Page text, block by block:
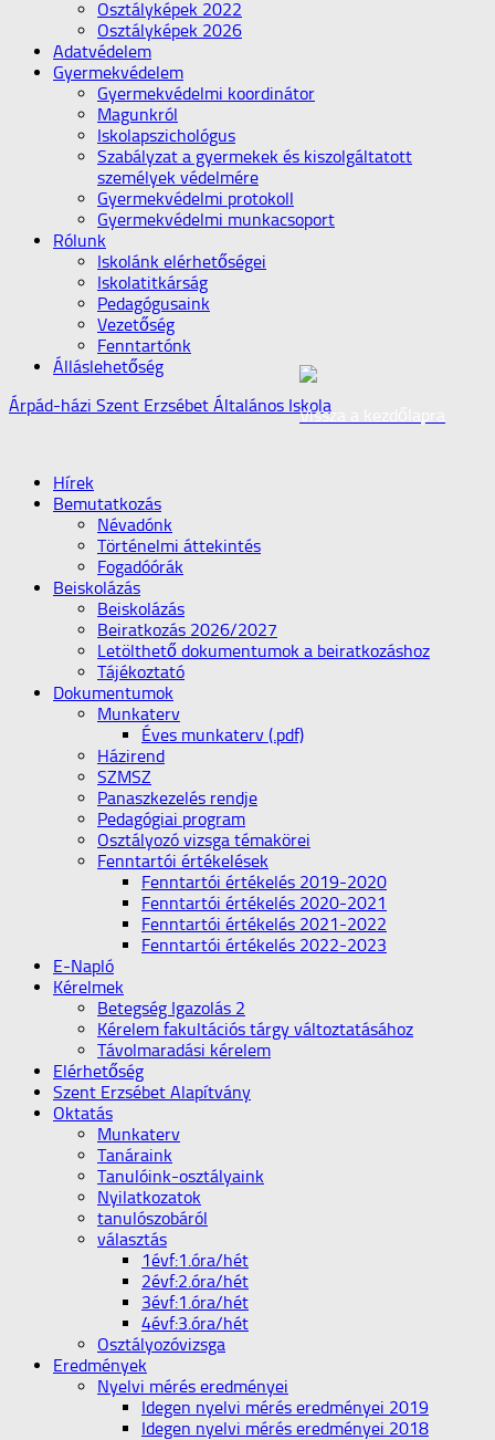
Osztályképek 2022
Osztályképek 2026
Adatvédelem
Gyermekvédelem
Gyermekvédelmi koordinátor
Magunkról
Iskolapszichológus
Szabályzat a gyermekek és kiszolgáltatott
személyek védelmére
Gyermekvédelmi protokoll
Gyermekvédelmi munkacsoport
Rólunk
Iskolánk elérhetőségei
Iskolatitkárság
Pedagógusaink
Vezetőség
Fenntartónk
Álláslehetőség
Vissza a kezdőlapra
Árpád-házi Szent Erzsébet Általános Iskola
Hírek
Bemutatkozás
Névadónk
Történelmi áttekintés
Fogadóórák
Beiskolázás
Beiskolázás
Beiratkozás 2026/2027
Letölthető dokumentumok a beiratkozáshoz
Tájékoztató
Dokumentumok
Munkaterv
Éves munkaterv (.pdf)
Házirend
SZMSZ
Panaszkezelés rendje
Pedagógiai program
Osztályozó vizsga témakörei
Fenntartói értékelések
Fenntartói értékelés 2019-2020
Fenntartói értékelés 2020-2021
Fenntartói értékelés 2021-2022
Fenntartói értékelés 2022-2023
E-Napló
Kérelmek
Betegség Igazolás 2
Kérelem fakultációs tárgy változtatásához
Távolmaradási kérelem
Elérhetőség
Szent Erzsébet Alapítvány
Oktatás
Munkaterv
Tanáraink
Tanulóink-osztályaink
Nyilatkozatok
tanulószobáról
választás
1évf:1.óra/hét
2évf:2.óra/hét
3évf:1.óra/hét
4évf:3.óra/hét
Osztályozóvizsga
Eredmények
Nyelvi mérés eredményei
Idegen nyelvi mérés eredményei 2019
Idegen nyelvi mérés eredményei 2018